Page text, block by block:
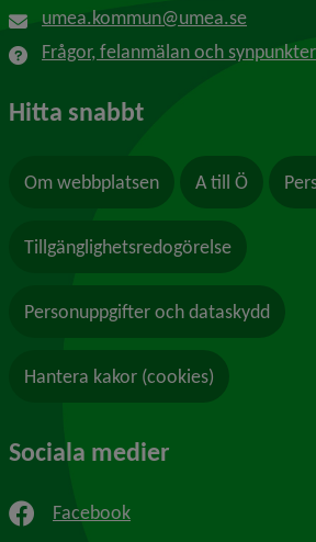
umea.kommun@umea.se
Frågor, felanmälan och synpunkter
Hitta snabbt
Om webbplatsen A till Ö
Tillgänglighetsredogörelse
Personuppgifter och dataskydd
Hantera kakor (cookies)
Sociala medier
Facebook